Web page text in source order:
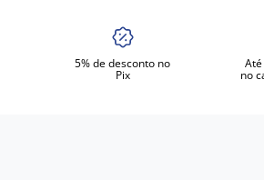
5% de desconto no
Pix no